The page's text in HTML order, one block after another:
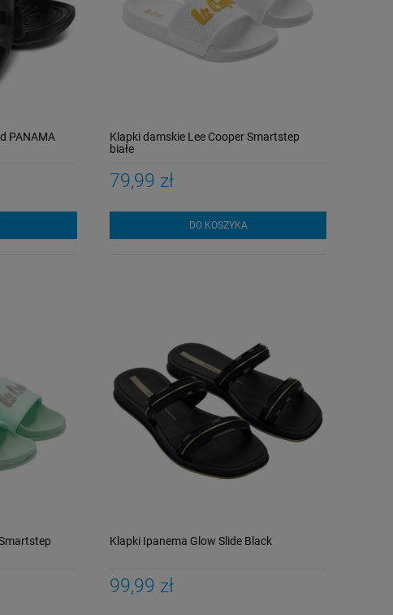
PANAMA
Klapki damskie Lee Cooper Smartstep
białe
79,99 zł
DO KOSZYKA
Klapki Ipanema Glow Slide Black
99,99 zł